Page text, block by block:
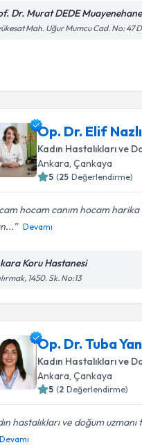
Dr. Murat DEDE
Mah. Uğur Mumcu Cad. No: 47
Op. Dr. Elif
Kadın Hastalıkları ve
Ankara , Çankaya
5 (25 Değerlendirme)
hocam canım hocam
Devamı
Koru Hastanesi
1450. Sk. No:13
Op. Dr. Tuba
Kadın Hastalıkları ve
Ankara , Çankaya
5 (2 Değerlendirme)
hastalıkları ve doğum
Devamı